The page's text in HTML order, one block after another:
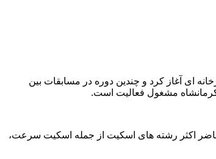
ای آغاز کرد و چندین دوره در مسابقات بین
حاضر اکثر رشته های اسکیت از جمله اسکیت سرعت،